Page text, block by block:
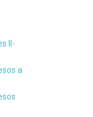
II-
a